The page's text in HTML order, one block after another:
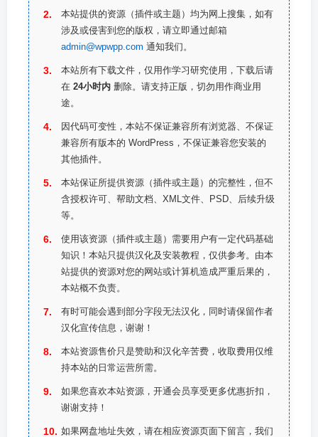
本站提供的资源（插件或主题）均为网上搜集，如有
涉及或侵害到您的版权，请立即通过邮箱
admin@wpwpp.com 通知我们。
本站所有下载文件，仅用作学习研究使用，下载后请
在 24小时内 删除。请支持正版，切勿用作商业用
途。
因代码可变性，本站不保证兼容所有浏览器、不保证
兼容所有版本的 WordPress，不保证兼容您安装的
其他插件。
本站保证所提供资源（插件或主题）的完整性，但不
含授权许可、帮助文档、XML文件、PSD、后续升级
等。
使用该资源（插件或主题）需要用户有一定代码基础
知识！本站只提供汉化及安装教程，仅供参考。由本
站提供的资源对您的网站或计算机造成严重后果的，
本站概不负责。
有时可能会遇到部分字段无法汉化，同时请保留作者
汉化宣传信息，谢谢！
本站资源售价只是赞助和汉化辛苦费，收取费用仅维
持本站的日常运营所需。
如果您喜欢本站资源，开通会员享受更多优惠折扣，
谢谢支持！
如果网盘地址失效，请在相应资源页面下留言，我们